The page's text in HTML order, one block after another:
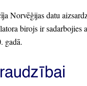
Norvēģijas datu
birojs ir sadarbojies
gadā.